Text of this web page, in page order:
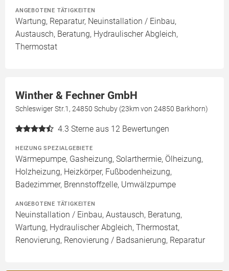
ANGEBOTENE TÄTIGKEITEN
Wartung, Reparatur, Neuinstallation / Einbau,
Austausch, Beratung, Hydraulischer Abgleich,
Thermostat
Winther & Fechner GmbH
Schleswiger Str.1, 24850 Schuby (23km von 24850 Barkhorn)
4.3 Sterne aus 12 Bewertungen
HEIZUNG SPEZIALGEBIETE
Wärmepumpe, Gasheizung, Solarthermie, Ölheizung,
Holzheizung, Heizkörper, Fußbodenheizung,
Badezimmer, Brennstoffzelle, Umwälzpumpe
ANGEBOTENE TÄTIGKEITEN
Neuinstallation / Einbau, Austausch, Beratung,
Wartung, Hydraulischer Abgleich, Thermostat,
Renovierung, Renovierung / Badsanierung, Reparatur